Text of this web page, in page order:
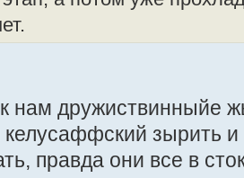
нам дружиствинныйе
зырить и
правда они все в